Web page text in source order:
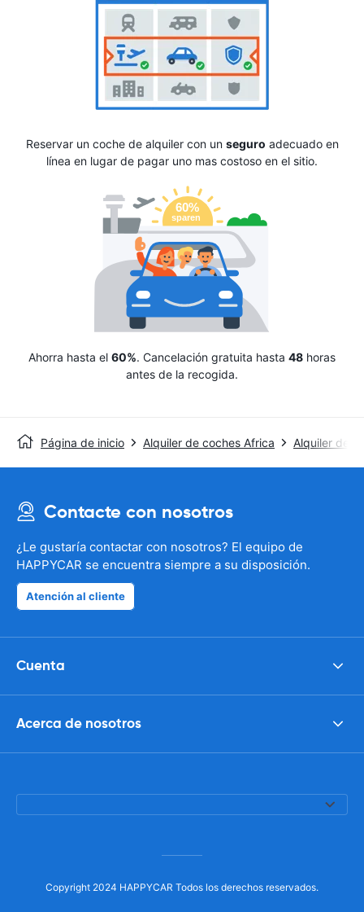
Reservar un coche de alquiler con un seguro adecuado en
línea en lugar de pagar uno mas costoso en el sitio.
Ahorra hasta el 60%. Cancelación gratuita hasta 48 horas
antes de la recogida.
Página de inicio Alquiler de coches Africa Alquiler de
Contacte con nosotros
¿Le gustaría contactar con nosotros? El equipo de
HAPPYCAR se encuentra siempre a su disposición.
Atención al cliente
Cuenta
Acerca de nosotros
Copyright 2024 HAPPYCAR Todos los derechos reservados.